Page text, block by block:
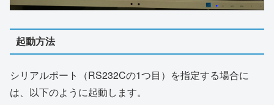
起動方法
シリアルポート（RS232Cの1つ目）を指定する場合に
は、以下のように起動します。